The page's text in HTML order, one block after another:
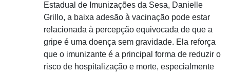
Estadual de Imunizações da Sesa, Danielle
Grillo, a baixa adesão à vacinação pode estar
relacionada à percepção equivocada de que a
gripe é uma doença sem gravidade. Ela reforça
que o imunizante é a principal forma de reduzir o
risco de hospitalização e morte, especialmente